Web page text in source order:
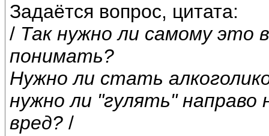
Задаётся вопрос, цитата:
/ Так нужно ли самому это
понимать?
Нужно ли стать
нужно ли "гулять"
вред? /